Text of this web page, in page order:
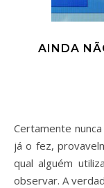
AINDA
Certamente nunca pensou muito sobre este assunto e, se
já o fez,
qual alguém
observar. A